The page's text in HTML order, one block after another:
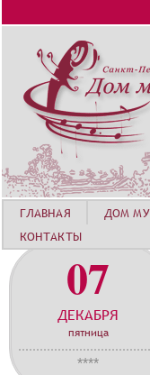
07
ДЕКАБРЯ
пятница
****
ГЛАВНАЯ ДОМ
КОНТАКТЫ